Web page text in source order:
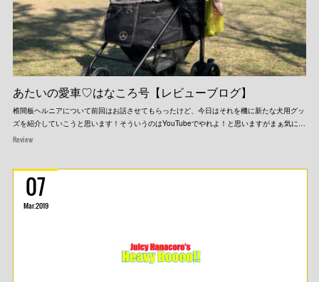
あたいの愛車♡はなころ号【レビューブログ】
椎間板ヘルニアについて前回はお話させてもらったけど、今日はそれを機に新たな犬用グッ
ズを紹介していこうと思います！そういうのはYouTubeでやれよ！と思いますがまぁ気に…
Review
07
Mar2019